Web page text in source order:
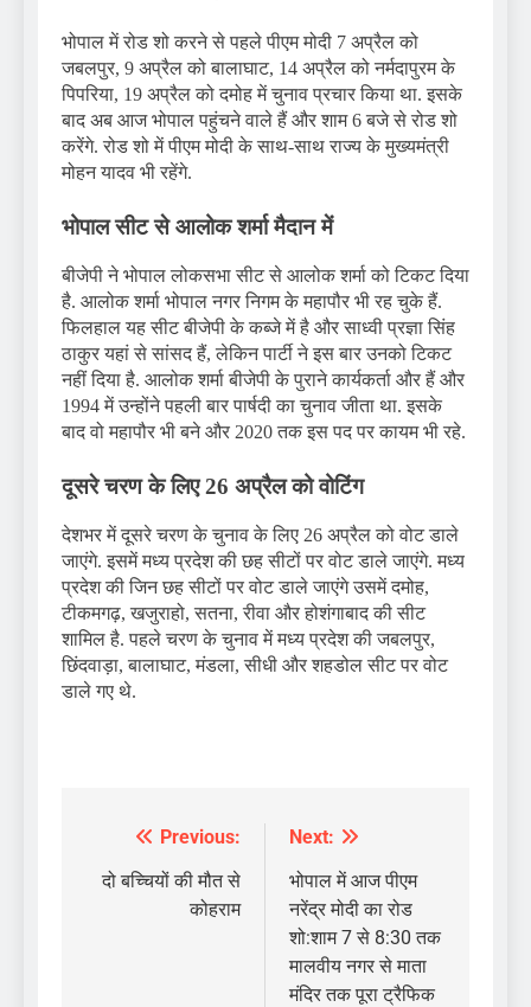
भोपाल में रोड शो करने से पहले पीएम मोदी 7 अप्रैल को
जबलपुर, 9 अप्रैल को बालाघाट, 14 अप्रैल को नर्मदापुरम के
पिपरिया, 19 अप्रैल को दमोह में चुनाव प्रचार किया था. इसके
बाद अब आज भोपाल पहुंचने वाले हैं और शाम 6 बजे से रोड शो
करेंगे. रोड शो में पीएम मोदी के साथ-साथ राज्य के मुख्यमंत्री
मोहन यादव भी रहेंगे.
भोपाल सीट से आलोक शर्मा मैदान में
बीजेपी ने भोपाल लोकसभा सीट से आलोक शर्मा को टिकट दिया
है. आलोक शर्मा भोपाल नगर निगम के महापौर भी रह चुके हैं.
फिलहाल यह सीट बीजेपी के कब्जे में है और साध्वी प्रज्ञा सिंह
ठाकुर यहां से सांसद हैं, लेकिन पार्टी ने इस बार उनको टिकट
नहीं दिया है. आलोक शर्मा बीजेपी के पुराने कार्यकर्ता और हैं और
1994 में उन्होंने पहली बार पार्षदी का चुनाव जीता था. इसके
बाद वो महापौर भी बने और 2020 तक इस पद पर कायम भी रहे.
दूसरे चरण के लिए 26 अप्रैल को वोटिंग
देशभर में दूसरे चरण के चुनाव के लिए 26 अप्रैल को वोट डाले
जाएंगे. इसमें मध्य प्रदेश की छह सीटों पर वोट डाले जाएंगे. मध्य
प्रदेश की जिन छह सीटों पर वोट डाले जाएंगे उसमें दमोह,
टीकमगढ़, खजुराहो, सतना, रीवा और होशंगाबाद की सीट
शामिल है. पहले चरण के चुनाव में मध्य प्रदेश की जबलपुर,
छिंदवाड़ा, बालाघाट, मंडला, सीधी और शहडोल सीट पर वोट
डाले गए थे.
Post
navigation
Previous:
दो बच्चियों की मौत से
कोहराम
Next:
भोपाल में आज पीएम
नरेंद्र मोदी का रोड
शो:शाम 7 से 8:30 तक
मालवीय नगर से माता
मंदिर तक पूरा ट्रैफिक